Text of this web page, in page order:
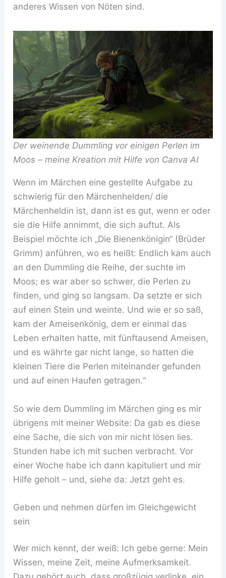
anderes Wissen von Nöten sind.
Der weinende Dummling vor einigen Perlen im
Moos – meine Kreation mit Hilfe von Canva AI
Wenn im Märchen eine gestellte Aufgabe zu
schwierig für den Märchenhelden/ die
Märchenheldin ist, dann ist es gut, wenn er oder
sie die Hilfe annimmt, die sich auftut. Als
Beispiel möchte ich „Die Bienenkönigin“ (Brüder
Grimm) anführen, wo es heißt: Endlich kam auch
an den Dummling die Reihe, der suchte im
Moos; es war aber so schwer, die Perlen zu
finden, und ging so langsam. Da setzte er sich
auf einen Stein und weinte. Und wie er so saß,
kam der Ameisenkönig, dem er einmal das
Leben erhalten hatte, mit fünftausend Ameisen,
und es währte gar nicht lange, so hatten die
kleinen Tiere die Perlen miteinander gefunden
und auf einen Haufen getragen.“
So wie dem Dummling im Märchen ging es mir
übrigens mit meiner Website: Da gab es diese
eine Sache, die sich von mir nicht lösen lies.
Stunden habe ich mit suchen verbracht. Vor
einer Woche habe ich dann kapituliert und mir
Hilfe geholt – und, siehe da: Jetzt geht es.
Geben und nehmen dürfen im Gleichgewicht
sein
Wer mich kennt, der weiß: Ich gebe gerne: Mein
Wissen, meine Zeit, meine Aufmerksamkeit.